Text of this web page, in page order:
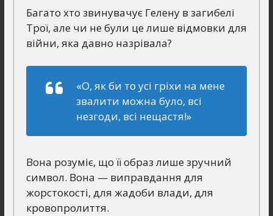
Багато хто звинувачує Гелену в загибелі
Трої, але чи не були це лише відмовки для
війни, яка давно назрівала?
«О, як би то усі гріхи на мене
звалити можна було, всі
незгоди, всі нещастя!»
Вона розуміє, що її образ лише зручний
символ. Вона — виправдання для
жорстокості, для жадоби влади, для
кровопролиття.